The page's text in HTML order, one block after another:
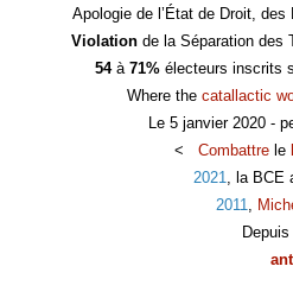
Apologie de l’État de Droit,
Violation de la Séparation des
54à 71%électeurs inscrits
Where the catallactic
Le 5 janvier 2020 -
< Combattre le
2021, la BCE
2011,